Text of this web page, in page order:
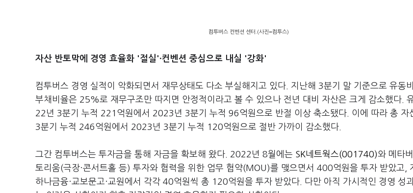
컴투버스 컨벤션 센터.(사진=컴투스)
자산 반토막에 경영 효율화 '절실'·컨벤션 중심으로 내실 '강화'
컴투버스 경영 실적이 악화되면서 재무상태도 다소 부실해지고 있다. 지난해 3분기 말 기준으로 유동
부채비율은 25%로 재무구조만 따지면 안정적이라고 볼 수 있으나 전년 대비 자산은 크게 감소했다.
22년 3분기 누적 221억원에서 2023년 3분기 누적 96억원으로 반절 이상 축소됐다. 이에 따라 총 자
3분기 누적 246억원에서 2023년 3분기 누적 120억원으로 절반 가까이 감소했다.
그간 컴투버스는 투자금을 통해 자금을 확보해 왔다. 2022년 8월에는 SK네트웍스(001740)와 메타
토리움(극장·콘서트홀 등) 투자와 협력을 위한 업무 협약(MOU)를 맺으면서 400억원을 투자 받았고,
하나금융·교보문고·교원에서 각각 40억원씩 총 120억원을 투자 받았다. 다만 아직 가시적인 경영 성